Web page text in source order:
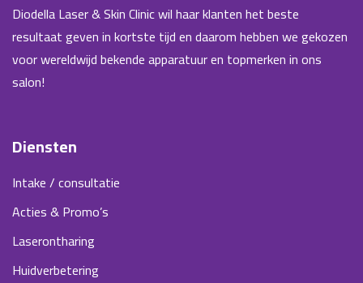
Diodella Laser & Skin Clinic wil haar klanten het beste
resultaat geven in kortste tijd en daarom hebben we gekozen
voor wereldwijd bekende apparatuur en topmerken in ons
salon!
Diensten
Intake / consultatie
Acties & Promo’s
Laserontharing
Huidverbetering